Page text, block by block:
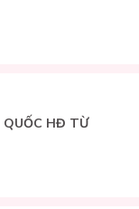
QUỐC HĐ TỪ